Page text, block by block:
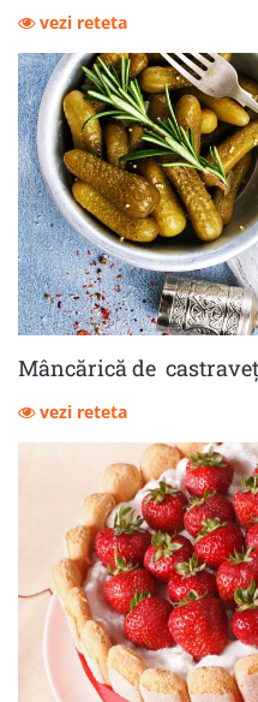
vezi reteta
Mâncărică de
vezi reteta